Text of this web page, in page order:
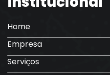
Home
Empresa
Serviços